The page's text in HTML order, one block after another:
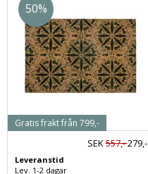
50%
SEK557,-279,-
Leveranstid
Lev. 1-2 dagar
Gratis frakt från 799,-